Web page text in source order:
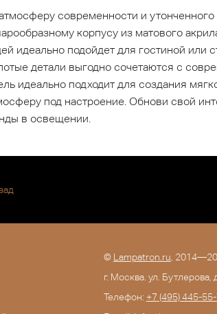
современности и
корпусу из матового
идеально подойдет для гостиной или
детали выгодно сочетаются с
идеально подходит для создания
под настроение. Обнови свой
в освещении.
© Lampatron.ru ,
г. Москва. ул. Бутлерова,
Телефон: +7 (495) 445-